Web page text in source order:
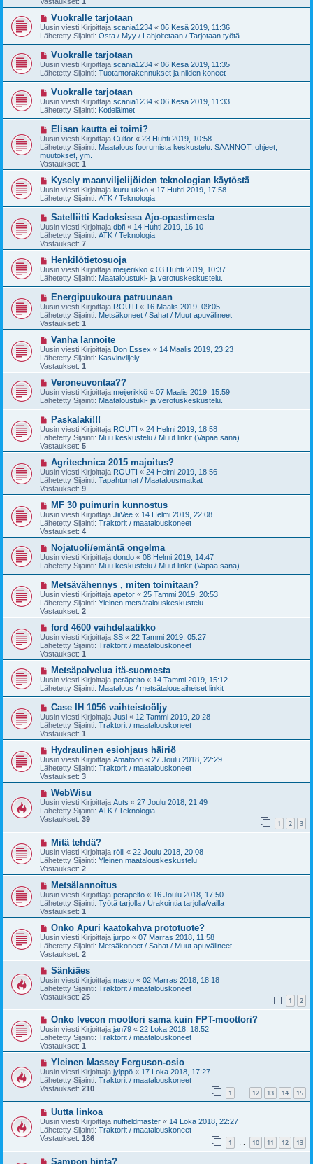
tv
s
t
U
u
s
i
v
e
s
t
Vuokralle tarjotaan
Uusin viesti Kirjoittaja scania1234 « 06 Kesä 2019, 11:36
Lähetetty Sijainti: Osta / Myy / Lahjoitetaan / Tarjotaan työtä
U
u
s
i
v
e
s
t
Vuokralle tarjotaan
Uusin viesti Kirjoittaja scania1234 « 06 Kesä 2019, 11:35
Lähetetty Sijainti: Tuotantorakennukset ja niiden koneet
U
u
s
i
v
e
s
t
i
Vuokralle tarjotaan
Uusin viesti Kirjoittaja scania1234 « 06 Kesä 2019, 11:33
Lähetetty Sijainti: Kotieläimet
U
u
s
i
v
i
e
s
t
i
Elisan kautta ei toimi?
Uusin viesti Kirjoittaja Cultor « 23 Huhti 2019, 10:58
Lähetetty Sijainti: Maatalous foorumista keskustelu. SÄÄNNÖT, ohjeet,
muutokset, ym.
Vastaukset: 1
U
u
s
i
v
e
s
t
Kysely maanviljelijöiden teknologian käytöstä
Uusin viesti Kirjoittaja kuru-ukko « 17 Huhti 2019, 17:58
Lähetetty Sijainti: ATK / Teknologia
U
u
s
i
v
e
s
t
Satelliitti Kadoksissa Ajo-opastimesta
Uusin viesti Kirjoittaja dbfi « 14 Huhti 2019, 16:10
Lähetetty Sijainti: ATK / Teknologia
Vastaukset: 7
U
u
s
i
v
e
s
t
Henkilötietosuoja
Uusin viesti Kirjoittaja meijerikkö « 03 Huhti 2019, 10:37
Lähetetty Sijainti: Maataloustuki- ja verotuskeskustelu.
U
u
s
i
v
s
t
i
Energipuukoura patruunaan
Uusin viesti Kirjoittaja ROUTI « 16 Maalis 2019, 09:05
Lähetetty Sijainti: Metsäkoneet / Sahat / Muut apuvälineet
Vastaukset: 1
U
u
s
i
v
s
t
Vanha lannoite
Uusin viesti Kirjoittaja Don Essex « 14 Maalis 2019, 23:23
Lähetetty Sijainti: Kasvinviljely
Vastaukset: 1
U
u
s
i
v
e
s
t
Veroneuvontaa??
Uusin viesti Kirjoittaja meijerikkö « 07 Maalis 2019, 15:59
Lähetetty Sijainti: Maataloustuki- ja verotuskeskustelu.
U
u
s
i
v
e
s
t
i
Paskalaki!!!
Uusin viesti Kirjoittaja ROUTI « 24 Helmi 2019, 18:58
Lähetetty Sijainti: Muu keskustelu / Muut linkit (Vapaa sana)
Vastaukset: 5
U
u
s
i
v
e
s
t
i
Agritechnica 2015 majoitus?
Uusin viesti Kirjoittaja ROUTI « 24 Helmi 2019, 18:56
Lähetetty Sijainti: Tapahtumat / Maatalousmatkat
Vastaukset: 9
U
u
s
i
v
e
s
t
MF 30 puimurin kunnostus
Uusin viesti Kirjoittaja JiiVee « 14 Helmi 2019, 22:08
Lähetetty Sijainti: Traktorit / maatalouskoneet
Vastaukset: 4
U
u
s
i
v
e
s
t
Nojatuoli/emäntä ongelma
Uusin viesti Kirjoittaja dondo « 08 Helmi 2019, 14:47
Lähetetty Sijainti: Muu keskustelu / Muut linkit (Vapaa sana)
U
u
s
i
v
e
s
t
i
Metsävähennys , miten toimitaan?
Uusin viesti Kirjoittaja apetor « 25 Tammi 2019, 20:53
Lähetetty Sijainti: Yleinen metsätalouskeskustelu
Vastaukset: 2
U
u
s
i
v
e
s
t
ford 4600 vaihdelaatikko
Uusin viesti Kirjoittaja SS « 22 Tammi 2019, 05:27
Lähetetty Sijainti: Traktorit / maatalouskoneet
Vastaukset: 1
U
u
s
i
e
s
t
Metsäpalvelua itä-suomesta
Uusin viesti Kirjoittaja peräpelto « 14 Tammi 2019, 15:12
Lähetetty Sijainti: Maatalous / metsätalousaiheiset linkit
U
u
s
i
v
e
s
t
i
Case IH 1056 vaihteistoöljy
Uusin viesti Kirjoittaja Jusi « 12 Tammi 2019, 20:28
Lähetetty Sijainti: Traktorit / maatalouskoneet
Vastaukset: 1
U
u
s
i
v
s
t
i
Hydraulinen esiohjaus häiriö
Uusin viesti Kirjoittaja Amatööri « 27 Joulu 2018, 22:29
Lähetetty Sijainti: Traktorit / maatalouskoneet
Vastaukset: 3
U
u
s
i
v
i
e
s
t
i
WebWisu
Uusin viesti Kirjoittaja Auts « 27 Joulu 2018, 21:49
Lähetetty Sijainti: ATK / Teknologia
Vastaukset: 39 1 2 3
U
u
s
i
v
e
s
t
i
Mitä tehdä?
Uusin viesti Kirjoittaja rölli « 22 Joulu 2018, 20:08
Lähetetty Sijainti: Yleinen maatalouskeskustelu
Vastaukset: 2
U
u
s
i
v
s
t
i
Metsälannoitus
Uusin viesti Kirjoittaja peräpelto « 16 Joulu 2018, 17:50
Lähetetty Sijainti: Työtä tarjolla / Urakointia tarjolla/vailla
Vastaukset: 1
U
u
s
i
v
e
s
t
i
Onko Apuri kaatokahva prototuote?
Uusin viesti Kirjoittaja jurpo « 07 Marras 2018, 11:58
Lähetetty Sijainti: Metsäkoneet / Sahat / Muut apuvälineet
Vastaukset: 2
U
u
s
i
v
i
e
s
t
i
Sänkiäes
Uusin viesti Kirjoittaja masto « 02 Marras 2018, 18:18
Lähetetty Sijainti: Traktorit / maatalouskoneet
Vastaukset: 25 1 2
U
u
s
i
v
s
t
i
Onko Ivecon moottori sama kuin FPT-moottori?
Uusin viesti Kirjoittaja jan79 « 22 Loka 2018, 18:52
Lähetetty Sijainti: Traktorit / maatalouskoneet
Vastaukset: 1
U
u
s
i
i
s
t
i
Yleinen Massey Ferguson-osio
Uusin viesti Kirjoittaja jylppö « 17 Loka 2018, 17:27
Lähetetty Sijainti: Traktorit / maatalouskoneet
Vastaukset: 210 1 … 12 13 14 15
U
u
s
i
v
i
e
Uutta linkoa
Uusin viesti Kirjoittaja nuffieldmaster « 14 Loka 2018, 22:27
Lähetetty Sijainti: Traktorit / maatalouskoneet
Vastaukset: 186 1 … 10 11 12 13
USampon hinta?